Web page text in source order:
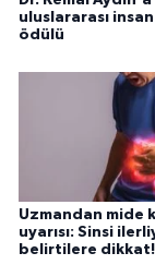
uluslararası
ödülü
Uzmandan mide
uyarısı: Sinsi
belirtilere dikkat!